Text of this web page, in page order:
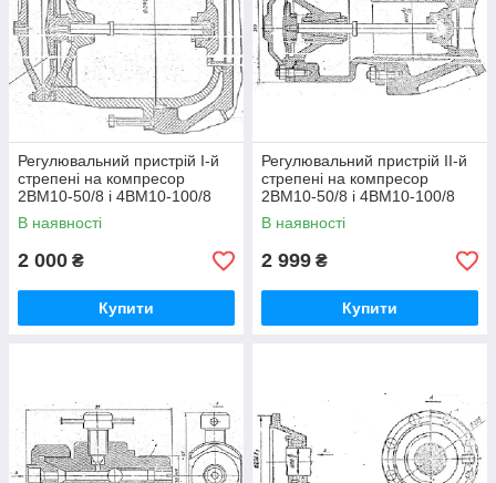
Регулювальний пристрій I-й
стрепені на компресор
2ВМ10-50/8 і 4ВМ10-100/8
В наявності
2 000 ₴
Купити
Регулювальний пристрій II-й
стрепені на компресор
2ВМ10-50/8 і 4ВМ10-100/8
В наявності
2 999 ₴
Купити